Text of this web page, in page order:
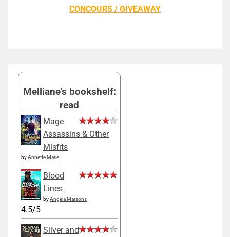
CONCOURS / GIVEAWAY
Melliane's bookshelf:
read
Mage
Assassins & Other
Misfits
byAnnette Marie
Blood
Lines
byAngela Marsons
4.5/5
Silver and